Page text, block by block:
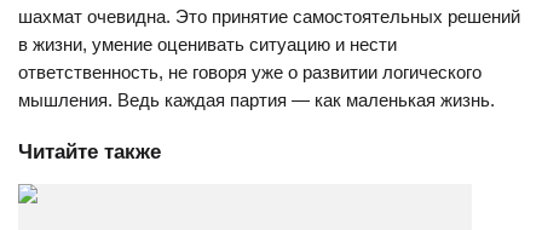
шахмат очевидна. Это принятие самостоятельных решений
в жизни, умение оценивать ситуацию и нести
ответственность, не говоря уже о развитии логического
мышления. Ведь каждая партия — как маленькая жизнь.
Читайте также